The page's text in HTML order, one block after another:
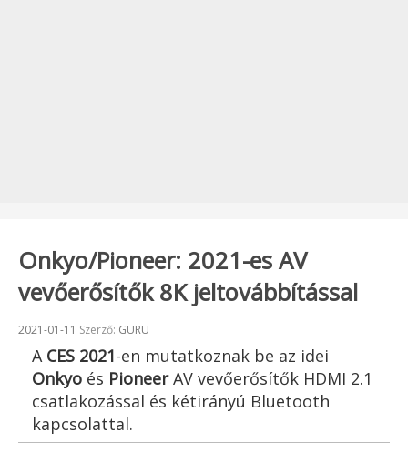
Onkyo/Pioneer: 2021-es AV
vevőerősítők 8K jeltovábbítással
Beküldve:
2021-01-11 Szerző: GURU
A CES 2021-en mutatkoznak be az idei
Onkyo és PioneerAV vevőerősítők HDMI 2.1
csatlakozással és kétirányú Bluetooth
kapcsolattal.